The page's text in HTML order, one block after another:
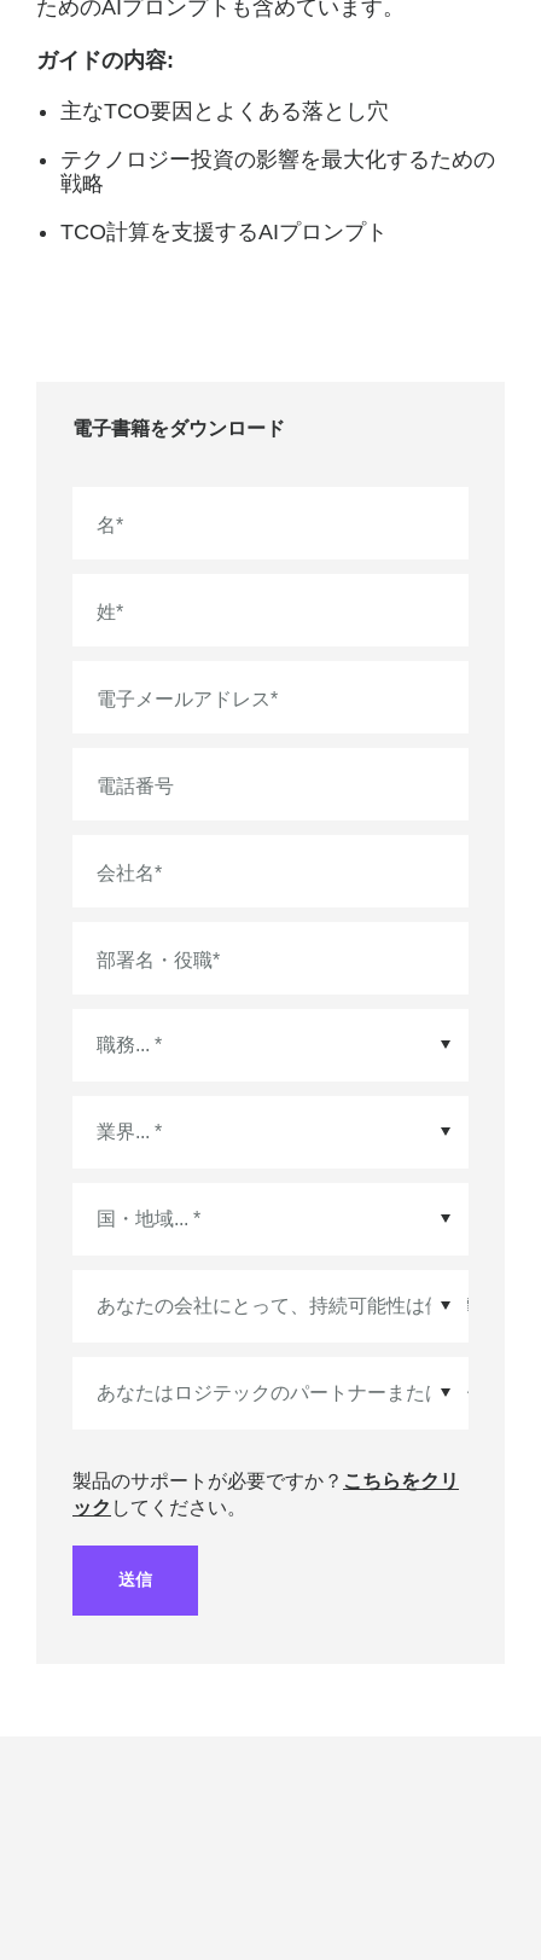
ためのAIプロンプトも含めています。
ガイドの内容:
主なTCO要因とよくある落とし穴
テクノロジー投資の影響を最大化するための
戦略
TCO計算を支援するAIプロンプト
電子書籍をダウンロード
名*
姓*
電子メールアドレス*
電話番号
会社名*
部署名・役職*
国・地域
製品のサポートが必要ですか？ こちらをクリ
ック してください。
送信